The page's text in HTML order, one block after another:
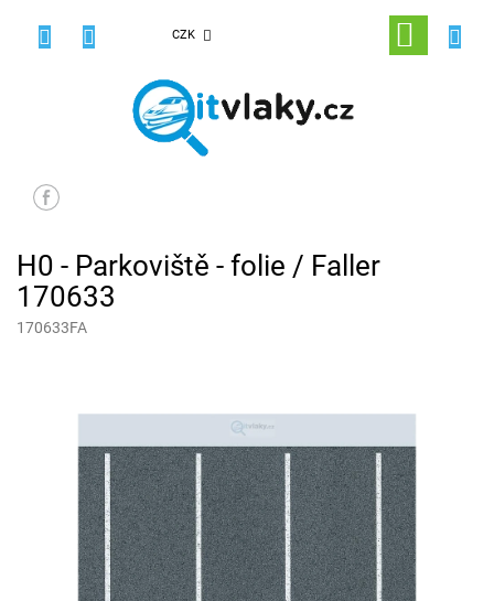
CZK
NÁKUPNÍ
KOŠÍK
H0 - Parkoviště - folie / Faller
170633
170633FA